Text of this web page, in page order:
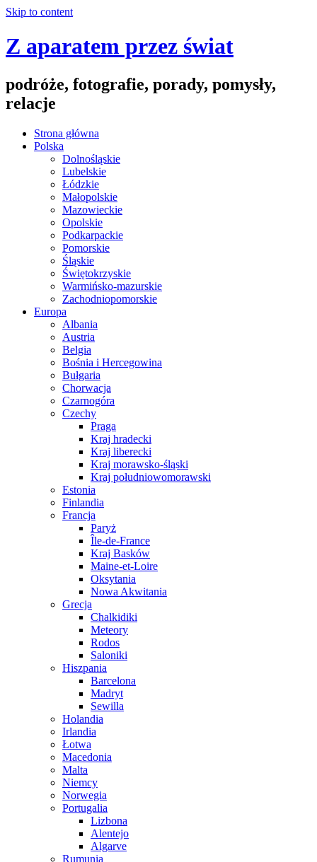
Skip to content
Z aparatem przez świat
podróże, fotografie, porady, pomysły,
relacje
Strona główna
Polska
Dolnośląskie
Lubelskie
Łódzkie
Małopolskie
Mazowieckie
Opolskie
Podkarpackie
Pomorskie
Śląskie
Świętokrzyskie
Warmińsko-mazurskie
Zachodniopomorskie
Europa
Albania
Austria
Belgia
Bośnia i Hercegowina
Bułgaria
Chorwacja
Czarnogóra
Czechy
Praga
Kraj hradecki
Kraj liberecki
Kraj morawsko-śląski
Kraj południowomorawski
Estonia
Finlandia
Francja
Paryż
Île-de-France
Kraj Basków
Maine-et-Loire
Oksytania
Nowa Akwitania
Grecja
Chalkidiki
Meteory
Rodos
Saloniki
Hiszpania
Barcelona
Madryt
Sewilla
Holandia
Irlandia
Łotwa
Macedonia
Malta
Niemcy
Norwegia
Portugalia
Lizbona
Alentejo
Algarve
Rumunia